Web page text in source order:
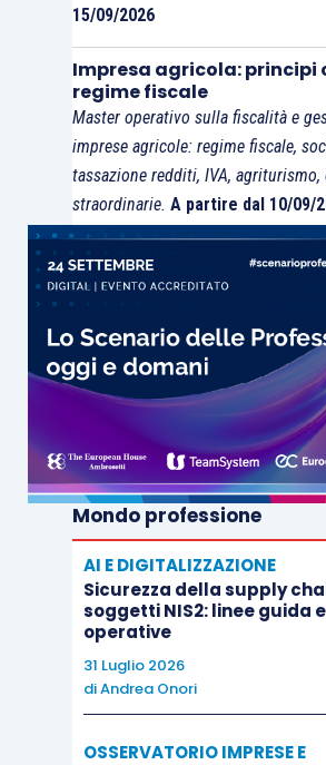
15/09/2026
Impresa agricola: principi
regime fiscale
Master operativo sulla fiscalità e
imprese agricole: regime fiscale,
tassazione redditi, IVA, agriturismo,
straordinarie. A partire dal 10/09/
Mondo professione
AI E DIGITALIZZAZIONE
Sicurezza della supply
soggetti NIS2: linee guida
operative
31 Luglio 2026
diAndrea Onori
OSSERVATORIO IMPRESE E